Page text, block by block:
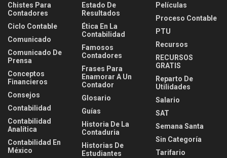
Chistes Para
Contadores
Ciclo Contable
Comunicado
Comunicado De
Prensa
Conceptos
Financieros
Consejos
Contabilidad
Contabilidad
Analítica
Contabilidad En
México
Estado De
Resultados
Ética En La
Contabilidad
Famosos
Contadores
Frases Para
Enamorar A Un
Contador
Glosario
Guías
Historia De La
Contaduria
Historias De
Estudiantes
Películas
Proceso Contable
PTU
Recursos
RECURSOS
GRATIS
Reparto De
Utilidades
Salario
SAT
Semana Santa
Sin Categoría
Tarifario